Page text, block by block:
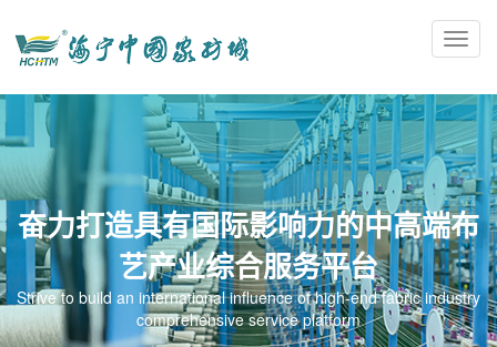
奋力打造具有国际影响力的中高端布
艺产业综合服务平台
Strive to build an international influence of high-end fabric industry
comprehensive service platform